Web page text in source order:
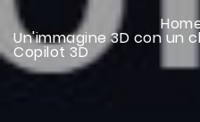
Un'immagine 3D con un
Copilot 3D